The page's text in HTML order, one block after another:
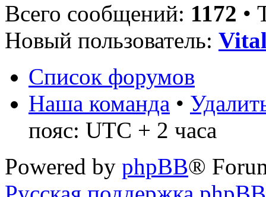
Всего сообщений: 1172 •
Новый пользователь:
Список форумов
Наша команда •
пояс: UTC + 2 часа
Powered by phpBB®